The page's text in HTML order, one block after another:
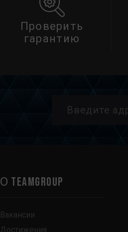
Проверить
гарантию
О TEAMGROUP
Вакансии
Достижения